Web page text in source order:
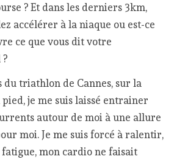
? Et dans les derniers 3km,
accélérer à la niaque ou est-ce
ce que vous dit votre
du triathlon de Cannes, sur la
je me suis laissé entrainer
autour de moi à une allure
moi. Je me suis forcé à ralentir,
fatigue, mon cardio ne faisait